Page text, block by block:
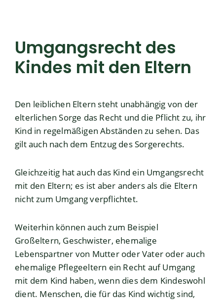
Umgangsrecht des
Kindes mit den Eltern
Den leiblichen Eltern steht unabhängig von der
elterlichen Sorge das Recht und die Pflicht zu, ihr
Kind in regelmäßigen Abständen zu sehen. Das
gilt auch nach dem Entzug des Sorgerechts.
Gleichzeitig hat auch das Kind ein Umgangsrecht
mit den Eltern; es ist aber anders als die Eltern
nicht zum Umgang verpflichtet.
Weiterhin können auch zum Beispiel
Großeltern, Geschwister, ehemalige
Lebenspartner von Mutter oder Vater oder auch
ehemalige Pflegeeltern ein Recht auf Umgang
mit dem Kind haben, wenn dies dem Kindeswohl
dient. Menschen, die für das Kind wichtig sind,